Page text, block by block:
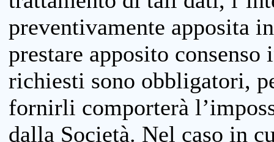
preventivamente apposita
prestare apposito
richiesti sono obbligatori,
fornirli comporterà
dalla Società. Nel caso in